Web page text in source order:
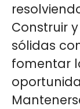
Construir
sólidas
fomentar